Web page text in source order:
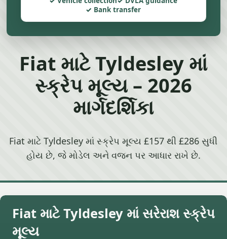
Bank transfer
Fiat માટે Tyldesley માં
સ્ક્રેપ મૂલ્ય – 2026
માર્ગદર્શિકા
Fiat માટે Tyldesley માં સ્ક્રેપ મૂલ્ય £157 થી £286 સુધી
હોય છે, જે મોડેલ અને વજન પર આધાર રાખે છે.
Fiat માટે Tyldesley માં સરેરાશ સ્ક્રેપ
મૂલ્ય